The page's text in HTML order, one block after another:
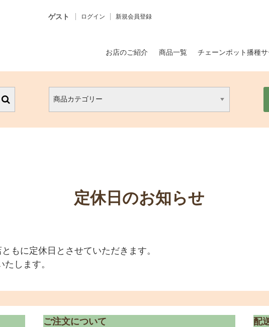
ゲスト ログイン 新規会員登録
お店のご紹介 商品一覧 チェーンポット播種サ
定休日のお知らせ
もに定休日とさせていただきます。
します。
ご注文について 配